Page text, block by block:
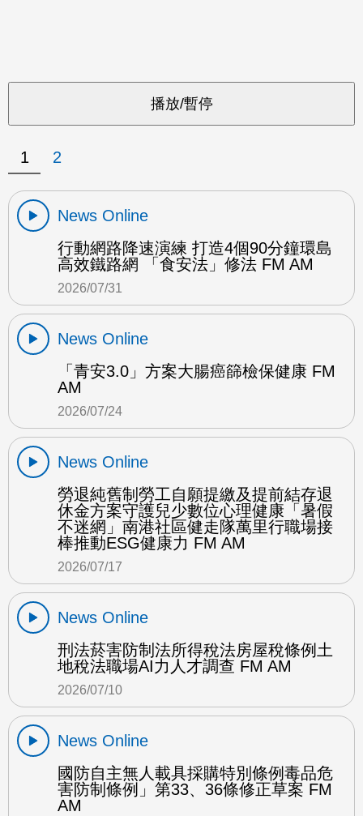
1 2
News Online
行動網路降速演練 打造4個90分鐘環島
高效鐵路網 「食安法」修法 FM AM
2026/07/31
News Online
「青安3.0」方案大腸癌篩檢保健康 FM
AM
2026/07/24
News Online
勞退純舊制勞工自願提繳及提前結存退
休金方案守護兒少數位心理健康「暑假
不迷網」南港社區健走隊萬里行職場接
棒推動ESG健康力 FM AM
2026/07/17
News Online
刑法菸害防制法所得稅法房屋稅條例土
地稅法職場AI力人才調查 FM AM
2026/07/10
News Online
國防自主無人載具採購特別條例毒品危
害防制條例」第33、36條修正草案 FM
AM